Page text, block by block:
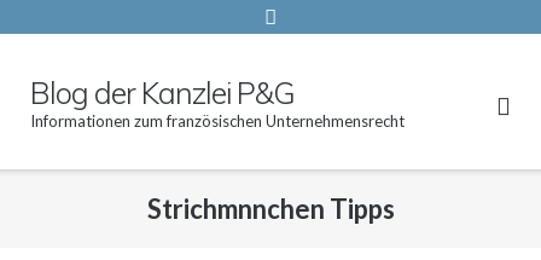
Blog der Kanzlei P&G
Informationen zum französischen Unternehmensrecht
Strichmnnchen Tipps